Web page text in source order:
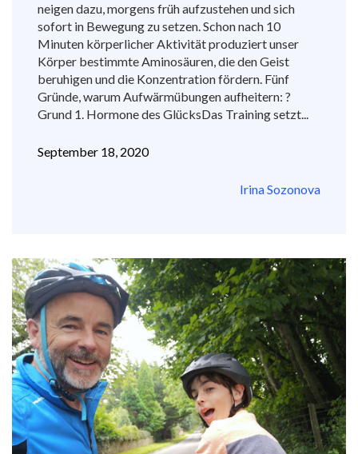
neigen dazu, morgens früh aufzustehen und sich
sofort in Bewegung zu setzen. Schon nach 10
Minuten körperlicher Aktivität produziert unser
Körper bestimmte Aminosäuren, die den Geist
beruhigen und die Konzentration fördern. Fünf
Gründe, warum Aufwärmübungen aufheitern: ?
Grund 1. Hormone des GlücksDas Training setzt...
September 18, 2020
Irina Sozonova